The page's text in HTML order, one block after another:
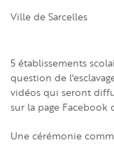
Ville de Sarcelles
5 établissements
question de
vidéos qui seront
sur la page Facebook
Une cérémonie